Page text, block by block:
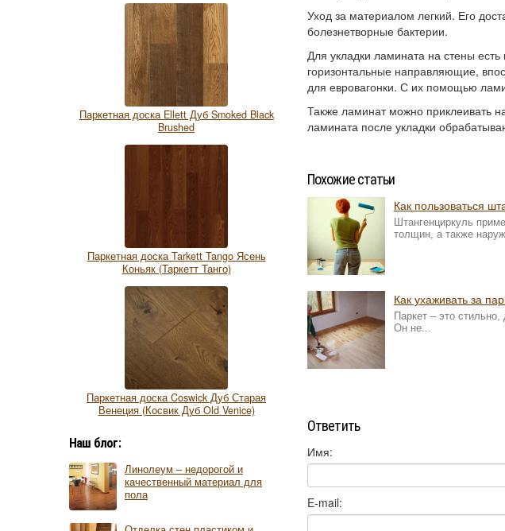
Паркетная доска Ellett Дуб Smoked Black
Brushed
Паркетная доска Tarkett Tango Ясень
Коньяк (Таркетт Танго)
Паркетная доска Coswick Дуб Старая
Венеция (Косвик Дуб Old Venice)
Наш блог:
Линолеум – недорогой и
качественный материал для
пола
Уход за материалом легкий. Его
болезнетворные бактерии.
Для укладки ламината на стены
горизонтальные направляющие,
для евровагонки. С их помощью
Также ламинат можно приклеивать
ламината после укладки
Похожие статьи
Как пользоваться
Штангенциркуль
толщин, а также
Как ухаживать за
Паркет – это стильно,
Он не...
Ответить
Имя:
E-mail: